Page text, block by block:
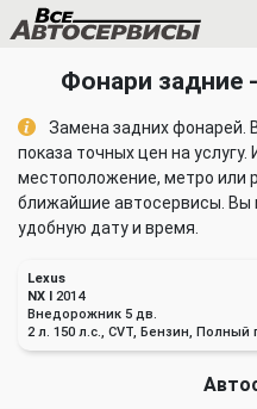
Фонари задние
Замена задних фонарей.
показа точных цен на
местоположение, метро или
ближайшие автосервисы. Вы
удобную дату и время.
Lexus
NX I 2014
Внедорожник 5 дв.
2 л. 150 л.с., CVT, Бензин, Полный